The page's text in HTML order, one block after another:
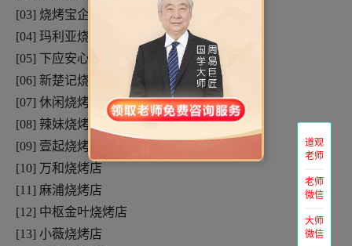
[03] 烧烤宝企业
[04] 玛利亚烧烤店
[05] 下应安心烧烤店
[06] 新楚记烧烤
[07] 休闲烧烤店``
[08] 辣妹烧烤王
[09] 壹起烧烤
[10] 万和烧烤店
[11] 麻浦烧烤店
[12] 中枢金叶烧烤店
[13] 小薇烧烤店
道观
老师
老师
微信
大师
微信